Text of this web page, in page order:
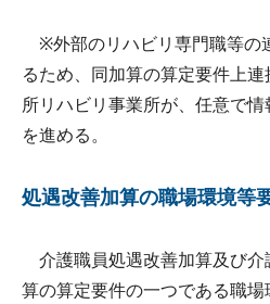
※外部のリハビリ専門職等の
るため、同加算の算定要件上
所リハビリ事業所が、任意で
を進める。
処遇改善加算の職場環境等
介護職員処遇改善加算及び介
算の算定要件の一つである職